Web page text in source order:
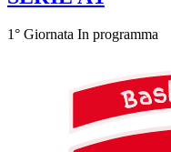
1° Giornata In programma